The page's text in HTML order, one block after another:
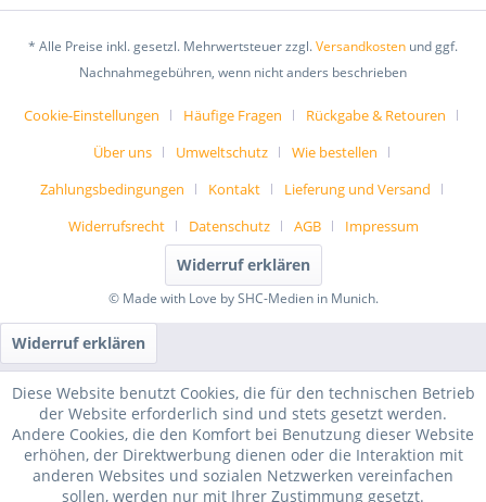
* Alle Preise inkl. gesetzl. Mehrwertsteuer zzgl.Versandkosten und ggf.
Nachnahmegebühren, wenn nicht anders beschrieben
Cookie-Einstellungen Häufige Fragen
Rückgabe & Retouren
Über uns
Umweltschutz
Wie bestellen
Zahlungsbedingungen
Kontakt
Lieferung und Versand
Widerrufsrecht
Datenschutz AGB Impressum
Widerruf erklären
© Made with Love by SHC-Medien in Munich.
Diese Website benutzt Cookies, die für den technischen Betrieb
der Website erforderlich sind und stets gesetzt werden.
Andere Cookies, die den Komfort bei Benutzung dieser Website
erhöhen, der Direktwerbung dienen oder die Interaktion mit
anderen Websites und sozialen Netzwerken vereinfachen
sollen, werden nur mit Ihrer Zustimmung gesetzt.
Widerruf erklären